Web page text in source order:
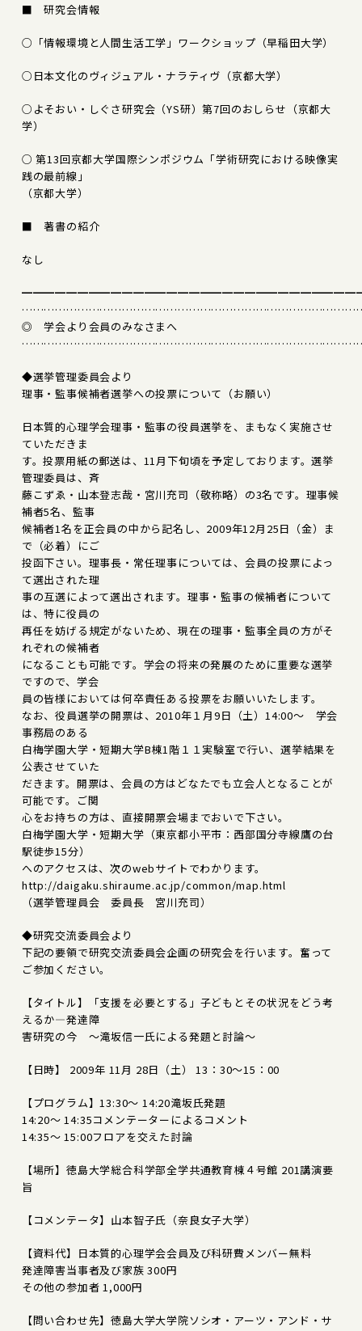
■ 研究会情報
○「情報環境と人間生活工学」ワークショップ（早稲田大学）
○日本文化のヴィジュアル・ナラティヴ（京都大学）
○よそおい・しぐさ研究会（YS研）第7回のおしらせ（京都大
学）
○ 第13回京都大学国際シンポジウム「学術研究における映像実
践の最前線」
（京都大学）
■ 著書の紹介
なし
◎ 学会より会員のみなさまへ
◆選挙管理委員会より
理事・監事候補者選挙への投票について（お願い）
日本質的心理学会理事・監事の役員選挙を、まもなく実施させ
ていただきま
す。投票用紙の郵送は、11月下旬頃を予定しております。選挙
管理委員は、斉
藤こずゑ・山本登志哉・宮川充司（敬称略）の3名です。理事候
補者5名、監事
候補者1名を正会員の中から記名し、2009年12月25日（金）ま
で（必着）にご
投函下さい。理事長・常任理事については、会員の投票によっ
て選出された理
事の互選によって選出されます。理事・監事の候補者について
は、特に役員の
再任を妨げる規定がないため、現在の理事・監事全員の方がそ
れぞれの候補者
になることも可能です。学会の将来の発展のために重要な選挙
ですので、学会
員の皆様においては何卒責任ある投票をお願いいたします。
なお、役員選挙の開票は、2010年１月9日（土）14:00～ 学会
事務局のある
白梅学園大学・短期大学B棟1階１１実験室で行い、選挙結果を
公表させていた
だきます。開票は、会員の方はどなたでも立会人となることが
可能です。ご関
心をお持ちの方は、直接開票会場までおいで下さい。
白梅学園大学・短期大学（東京都小平市：西部国分寺線鷹の台
駅徒歩15分）
へのアクセスは、次のwebサイトでわかります。
http://daigaku.shiraume.ac.jp/common/map.html
（選挙管理員会 委員長 宮川充司）
◆研究交流委員会より
下記の要領で研究交流委員会企画の研究会を行います。奮って
ご参加ください。
【タイトル】「支援を必要とする」子どもとその状況をどう考
えるか―発達障
害研究の今 ～滝坂信一氏による発題と討論～
【日時】 2009年 11月 28日（土） 13：30～15：00
【プログラム】13:30～ 14:20滝坂氏発題
14:20～ 14:35コメンテーターによるコメント
14:35～ 15:00フロアを交えた討論
【場所】徳島大学総合科学部全学共通教育棟４号館 201講演要
旨
【コメンテータ】山本智子氏（奈良女子大学）
【資料代】日本質的心理学会会員及び科研費メンバー無料
発達障害当事者及び家族 300円
その他の参加者 1,000円
【問い合わせ先】徳島大学大学院ソシオ・アーツ・アンド・サ